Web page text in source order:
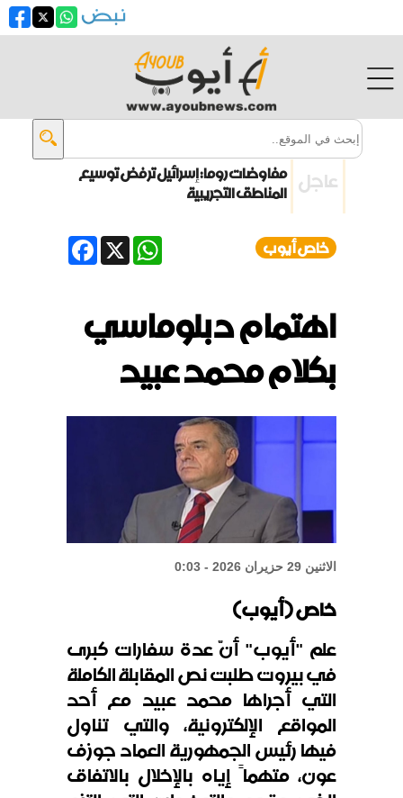
عاجل مفاوضات روما: إسرائيل ترفض توسيع
المناطق التجريبية
انفجار جرمانا يحصد قتلى وجرحى
درعها الصاروخية
ترامب: الحرب مع إيران ستنتهي قريباً
واشنطن: المحادثات بين لبنان
وإسرائيل إيجابية
خاص أيوب Facebook X
WhatsApp
اهتمام دبلوماسي
بكلام محمد عبيد
الاثنين 29 حزيران 2026 - 0:03
خاص (أيوب)
علم "أيوب" أنّ عدة سفارات كبرى
في بيروت طلبت نص المقابلة الكاملة
التي أجراها محمد عبيد مع أحد
المواقع الإلكترونية، والتي تناول
فيها رئيس الجمهورية العماد جوزف
عون، متهماً إياه بالإخلال بالاتفاق